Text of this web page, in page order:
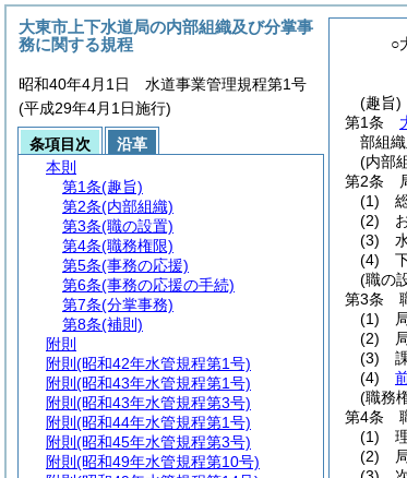
○
(趣旨)
第1条
部組
(内部
第2条
(1)
(2)
(3)
(4)
(職の
第3条
(1)
(2)
(3)
(4)
(職務
第4条
(1)
(2)
大東市上下水道局の内部組織及び分掌事
務に関する規程
昭和40年4月1日 水道事業管理規程第1号
(平成29年4月1日施行)
条項目次
沿革
本則
第1条(趣旨)
第2条(内部組織)
第3条(職の設置)
第4条(職務権限)
第5条(事務の応援)
第6条(事務の応援の手続)
第7条(分掌事務)
第8条(補則)
附則
附則 (昭和42年水管規程第1号)
附則 (昭和43年水管規程第1号)
附則 (昭和43年水管規程第3号)
附則 (昭和44年水管規程第1号)
附則 (昭和45年水管規程第3号)
附則 (昭和49年水管規程第10号)